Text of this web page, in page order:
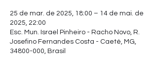
25 de mar. de 2025, 18:00 – 14 de mai. de
2025, 22:00
Esc. Mun. Israel Pinheiro - Racho Novo, R.
Josefino Fernandes Costa - Caeté, MG,
34800-000, Brasil